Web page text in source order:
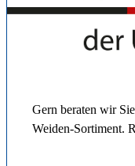
Gern beraten wir Sie
Weiden-Sortiment.